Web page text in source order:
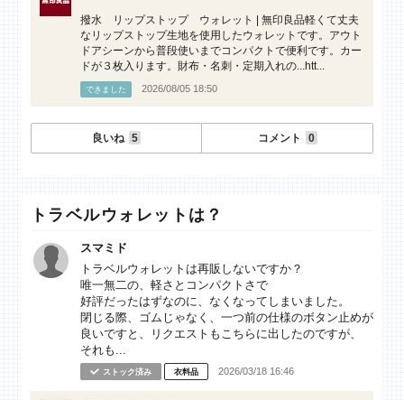
撥水 リップストップ ウォレット | 無印良品軽くて丈夫
なリップストップ生地を使用したウォレットです。アウト
ドアシーンから普段使いまでコンパクトで便利です。カー
ドが３枚入ります。財布・名刺・定期入れの...htt...
できました 2026/08/05 18:50
良いね 5 コメント 0
トラベルウォレットは？
スマミド
トラベルウォレットは再販しないですか？
唯一無二の、軽さとコンパクトさで
好評だったはずなのに、なくなってしまいました。
閉じる際、ゴムじゃなく、一つ前の仕様のボタン止めが
良いですと、リクエストもこちらに出したのですが、
それも...
ストック済み 衣料品 2026/03/18 16:46